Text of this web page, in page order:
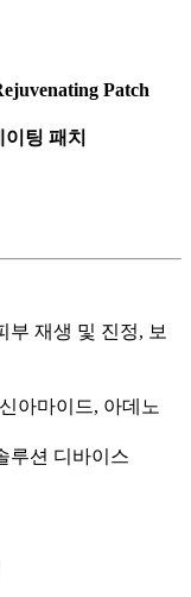
Patch
팅 패치
부 재생 및 진정, 보
아마이드, 아데노
루션 디바이스